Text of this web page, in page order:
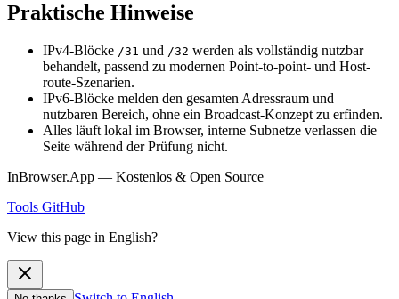
Praktische Hinweise
IPv4-Blöcke /31 und /32 werden als vollständig nutzbar
behandelt, passend zu modernen Point-to-point- und Host-
route-Szenarien.
IPv6-Blöcke melden den gesamten Adressraum und
nutzbaren Bereich, ohne ein Broadcast-Konzept zu erfinden.
Alles läuft lokal im Browser, interne Subnetze verlassen die
Seite während der Prüfung nicht.
InBrowser.App — Kostenlos & Open Source
Tools GitHub
View this page in English?